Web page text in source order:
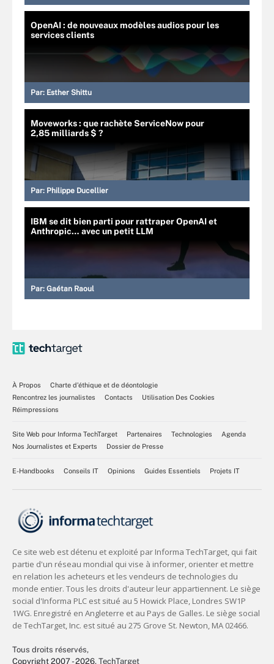
OpenAI : de nouveaux modèles audios pour les
services clients
Par: Esther Shittu
Moveworks : que rachète ServiceNow pour
2,85 milliards $ ?
Par: Philippe Ducellier
IBM se dit bien parti pour rattraper OpenAI et
Anthropic… avec un petit LLM
Par: Gaétan Raoul
À Propos
Charte d’éthique et de déontologie
Rencontrez les journalistes
Contacts
Utilisation Des Cookies
Réimpressions
Site Web pour Informa TechTarget Partenaires Technologies
Agenda
Nos Journalistes et Experts
Dossier de Presse
E-Handbooks Conseils IT Opinions Guides Essentiels Projets IT
Tous droits réservés,
Copyright 2007 - 2026, TechTarget